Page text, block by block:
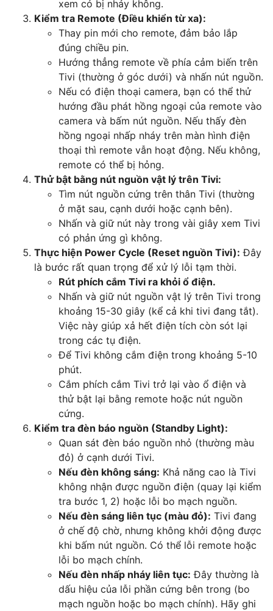
xem có bị nhảy không.
Kiểm tra Remote (Điều khiển từ xa):
Thay pin mới cho remote, đảm bảo lắp
đúng chiều pin.
Hướng thẳng remote về phía cảm biến trên
Tivi (thường ở góc dưới) và nhấn nút nguồn.
Nếu có điện thoại camera, bạn có thể thử
hướng đầu phát hồng ngoại của remote vào
camera và bấm nút nguồn. Nếu thấy đèn
hồng ngoại nhấp nháy trên màn hình điện
thoại thì remote vẫn hoạt động. Nếu không,
remote có thể bị hỏng.
Thử bật bằng nút nguồn vật lý trên Tivi:
Tìm nút nguồn cứng trên thân Tivi (thường
ở mặt sau, cạnh dưới hoặc cạnh bên).
Nhấn và giữ nút này trong vài giây xem Tivi
có phản ứng gì không.
Thực hiện Power Cycle (Reset nguồn Tivi): Đây
là bước rất quan trọng để xử lý lỗi tạm thời.
Rút phích cắm Tivi ra khỏi ổ điện.
Nhấn và giữ nút nguồn vật lý trên Tivi trong
khoảng 15-30 giây (kể cả khi tivi đang tắt).
Việc này giúp xả hết điện tích còn sót lại
trong các tụ điện.
Để Tivi không cắm điện trong khoảng 5-10
phút.
Cắm phích cắm Tivi trở lại vào ổ điện và
thử bật lại bằng remote hoặc nút nguồn
cứng.
Kiểm tra đèn báo nguồn (Standby Light):
Quan sát đèn báo nguồn nhỏ (thường màu
đỏ) ở cạnh dưới Tivi.
Nếu đèn không sáng: Khả năng cao là Tivi
không nhận được nguồn điện (quay lại kiểm
tra bước 1, 2) hoặc lỗi bo mạch nguồn.
Nếu đèn sáng liên tục (màu đỏ): Tivi đang
ở chế độ chờ, nhưng không khởi động được
khi bấm nút nguồn. Có thể lỗi remote hoặc
lỗi bo mạch chính.
Nếu đèn nhấp nháy liên tục: Đây thường là
dấu hiệu của lỗi phần cứng bên trong (bo
mạch nguồn hoặc bo mạch chính). Hãy ghi